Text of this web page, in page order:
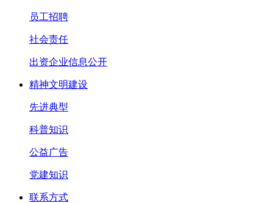
员工招聘
社会责任
出资企业信息公开
精神文明建设
先进典型
科普知识
公益广告
党建知识
联系方式